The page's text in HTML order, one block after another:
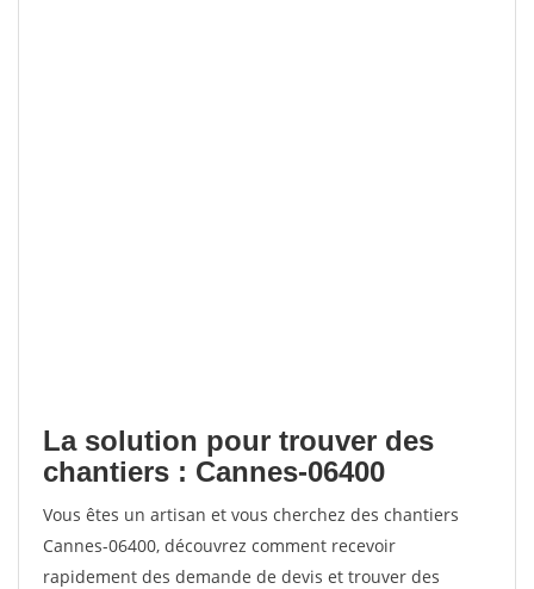
La solution pour trouver des
chantiers : Cannes-06400
Vous êtes un artisan et vous cherchez des chantiers
Cannes-06400, découvrez comment recevoir
rapidement des demande de devis et trouver des